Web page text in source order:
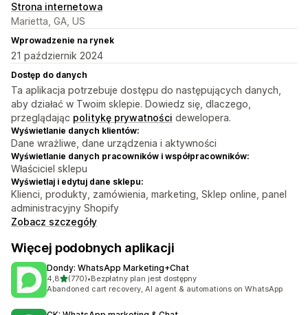
Strona internetowa
Marietta, GA, US
Wprowadzenie na rynek
21 październik 2024
Dostęp do danych
Ta aplikacja potrzebuje dostępu do następujących danych,
aby działać w Twoim sklepie. Dowiedz się, dlaczego,
przeglądając politykę prywatności dewelopera.
Wyświetlanie danych klientów:
Dane wrażliwe, dane urządzenia i aktywności
Wyświetlanie danych pracowników i współpracowników:
Właściciel sklepu
Wyświetlaj i edytuj dane sklepu:
Klienci, produkty, zamówienia, marketing, Sklep online, panel
administracyjny Shopify
Zobacz szczegóły
Więcej podobnych aplikacji
Dondy: WhatsApp Marketing+Chat
4,8na 5 gwiazdek
(770)
Łączna liczba recenzji: 770
•Bezpłatny plan jest dostępny
Abandoned cart recovery, AI agent & automations on WhatsApp